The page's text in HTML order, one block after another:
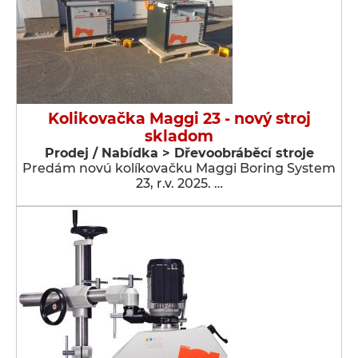
Kolikovačka Maggi 23 - nový stroj
skladom
Prodej / Nabídka > Dřevoobráběcí stroje
Predám novú kolíkovačku Maggi Boring System
23, r.v. 2025. …